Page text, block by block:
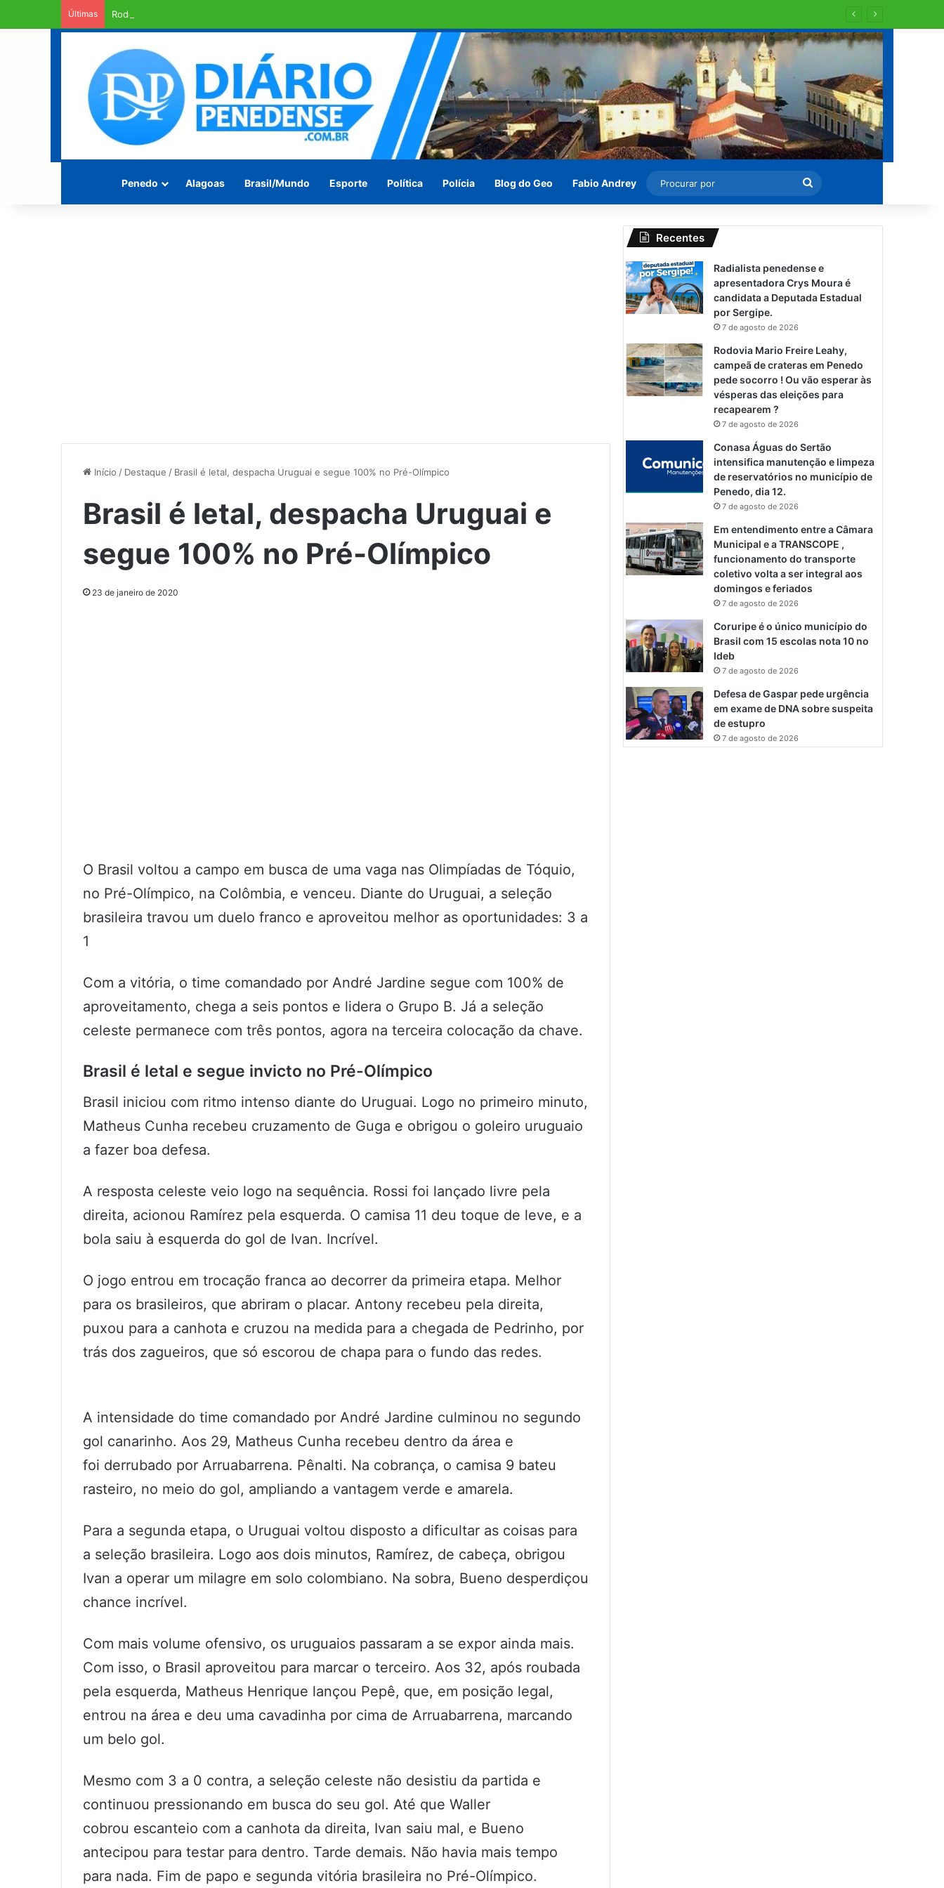
Últimas Rodovia Mario Freire Leahy, campeã de crateras em Penedo pede socorro ! Ou vão esperar às vésperas das eleições para recapearem ?
Penedo Alagoas Brasil/Mundo Esporte Política Polícia Blog do Geo Fabio Andrey
Procurar
por
Início / Destaque / Brasil é letal, despacha Uruguai e segue 100% no Pré-Olímpico
Brasil é letal, despacha Uruguai e
segue 100% no Pré-Olímpico
23 de janeiro de 2020
O Brasil voltou a campo em busca de uma vaga nas Olimpíadas de Tóquio,
no Pré-Olímpico, na Colômbia, e venceu. Diante do Uruguai, a seleção
brasileira travou um duelo franco e aproveitou melhor as oportunidades: 3 a
1
Com a vitória, o time comandado por André Jardine segue com 100% de
aproveitamento, chega a seis pontos e lidera o Grupo B. Já a seleção
celeste permanece com três pontos, agora na terceira colocação da chave.
Brasil é letal e segue invicto no Pré-Olímpico
Brasil iniciou com ritmo intenso diante do Uruguai. Logo no primeiro minuto,
Matheus Cunha recebeu cruzamento de Guga e obrigou o goleiro uruguaio
a fazer boa defesa.
A resposta celeste veio logo na sequência. Rossi foi lançado livre pela
direita, acionou Ramírez pela esquerda. O camisa 11 deu toque de leve, e a
bola saiu à esquerda do gol de Ivan. Incrível.
O jogo entrou em trocação franca ao decorrer da primeira etapa. Melhor
para os brasileiros, que abriram o placar. Antony recebeu pela direita,
puxou para a canhota e cruzou na medida para a chegada de Pedrinho, por
trás dos zagueiros, que só escorou de chapa para o fundo das redes.
A intensidade do time comandado por André Jardine culminou no segundo
gol canarinho. Aos 29, Matheus Cunha recebeu dentro da área e
foi derrubado por Arruabarrena. Pênalti. Na cobrança, o camisa 9 bateu
rasteiro, no meio do gol, ampliando a vantagem verde e amarela.
Para a segunda etapa, o Uruguai voltou disposto a dificultar as coisas para
a seleção brasileira. Logo aos dois minutos, Ramírez, de cabeça, obrigou
Ivan a operar um milagre em solo colombiano. Na sobra, Bueno desperdiçou
chance incrível.
Com mais volume ofensivo, os uruguaios passaram a se expor ainda mais.
Com isso, o Brasil aproveitou para marcar o terceiro. Aos 32, após roubada
pela esquerda, Matheus Henrique lançou Pepê, que, em posição legal,
entrou na área e deu uma cavadinha por cima de Arruabarrena, marcando
um belo gol.
Mesmo com 3 a 0 contra, a seleção celeste não desistiu da partida e
continuou pressionando em busca do seu gol. Até que Waller
cobrou escanteio com a canhota da direita, Ivan saiu mal, e Bueno
antecipou para testar para dentro. Tarde demais. Não havia mais tempo
para nada. Fim de papo e segunda vitória brasileira no Pré-Olímpico.
Recentes
Radialista penedense e
apresentadora Crys Moura é
candidata a Deputada Estadual
por Sergipe.
7 de agosto de 2026
Rodovia Mario Freire Leahy,
campeã de crateras em Penedo
pede socorro ! Ou vão esperar às
vésperas das eleições para
recapearem ?
7 de agosto de 2026
Conasa Águas do Sertão
intensifica manutenção e limpeza
de reservatórios no município de
Penedo, dia 12.
7 de agosto de 2026
Em entendimento entre a Câmara
Municipal e a TRANSCOPE ,
funcionamento do transporte
coletivo volta a ser integral aos
domingos e feriados
7 de agosto de 2026
Coruripe é o único município do
Brasil com 15 escolas nota 10 no
Ideb
7 de agosto de 2026
Defesa de Gaspar pede urgência
em exame de DNA sobre suspeita
de estupro
7 de agosto de 2026